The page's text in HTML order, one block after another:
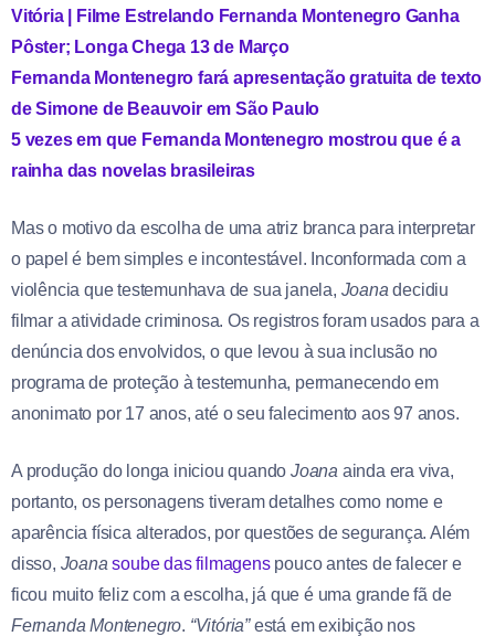
Vitória | Filme Estrelando Fernanda Mοntenegro Ganha
Pôster; Longa Chega 13 de Março
Fernanda Mοntenegro fará apresentação gratuita de texto
de Simone de Beauvoir em São Paulo
5 vezes em que Fernanda Mοntenegro mostrou que é a
rainha das novelas brasileiras
Mas o motivo da escolha de uma atriz branca para interpretar
o papel é bem simples e incontestável. Inconformada com a
violência que testemunhava de sua janela, Joana decidiu
filmar a atividade criminosa. Os registros foram usados para a
denúncia dos envolvidos, o que levou à sua inclusão no
programa de proteção à testemunha, permanecendo em
anonimato por 17 anos, até o seu falecimento aos 97 anos.
A produção do longa iniciou quando Joana ainda era viva,
portanto, os personagens tiveram detalhes como nome e
aparência física alterados, por questões de segurança. Além
disso, Joana soube das filmagenspouco antes de falecer e
ficou muito feliz com a escolha, já que é uma grande fã de
Fernanda Montenegro. “Vitória”está em exibição nos